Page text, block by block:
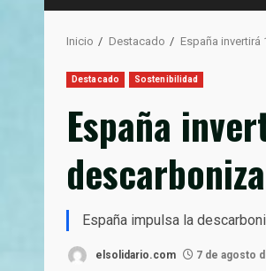
Inicio Destacado España
Destacado Sostenibilidad
España
España impulsa la
elsolidario.com 7 de agosto